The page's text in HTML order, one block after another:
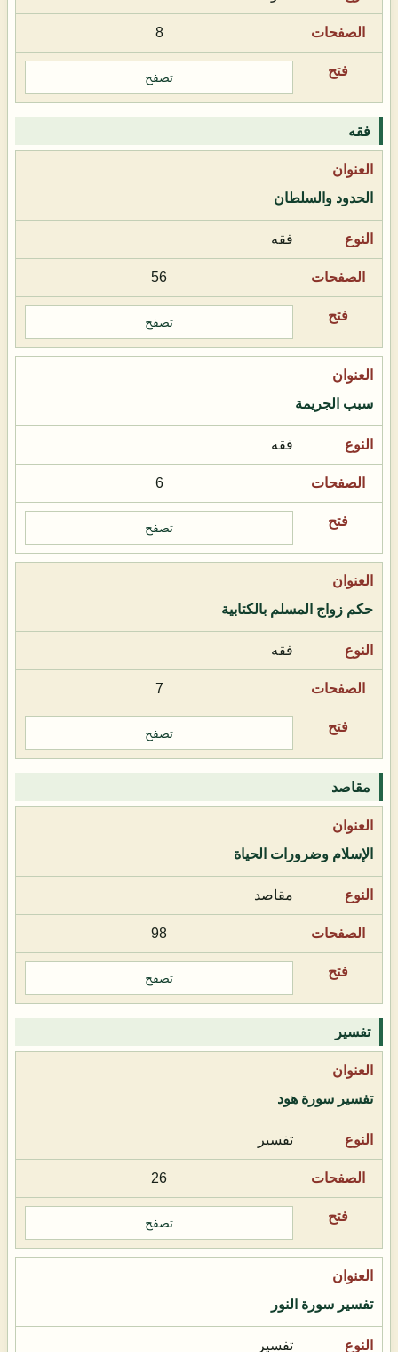
8
تصفح
فقه
الحدود والسلطان
فقه
56
تصفح
سبب الجريمة
فقه
6
تصفح
حكم زواج المسلم بالكتابية
فقه
7
تصفح
مقاصد
الإسلام وضرورات الحياة
مقاصد
98
تصفح
تفسير
تفسير سورة هود
تفسير
26
تصفح
تفسير سورة النور
تفسير